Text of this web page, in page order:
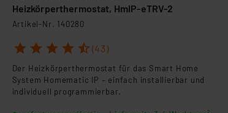
Heizkörperthermostat, HmIP-eTRV-2
Artikel-Nr. 140280
1 2 3 4 5 (43)
Der Heizkörperthermostat für das Smart Home
System Homematic IP – einfach installierbar und
individuell programmierbar.